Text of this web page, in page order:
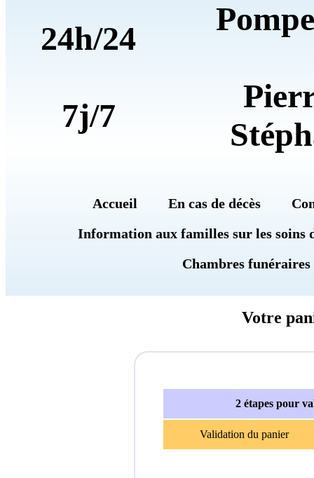
24h/24
7j/7
Accueil En cas de décès
Information aux familles sur les soins
Chambres funéraires
Votre
2 étapes pour
Validation du panier